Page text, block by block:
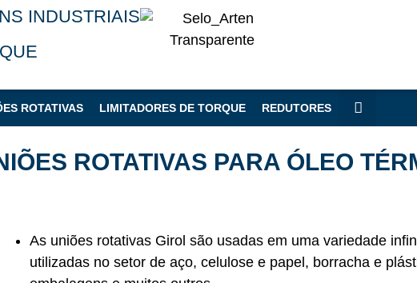
INDUSTRIAIS
ROTATIVAS LIMITADORES DE TORQUE REDUTORES
ROTATIVAS PARA ÓLEO
As uniões rotativas Girol são usadas em uma variedade
utilizadas no setor de aço, celulose e papel, borracha e